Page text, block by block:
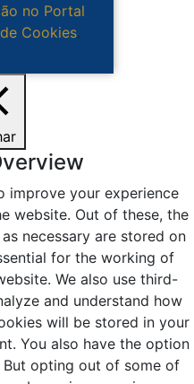
no Portal
Cookies.
improve your experience
website. Out of these, the
necessary are stored on
for the working of
We also use third-
and understand how
will be stored in your
You also have the option
opting out of some of